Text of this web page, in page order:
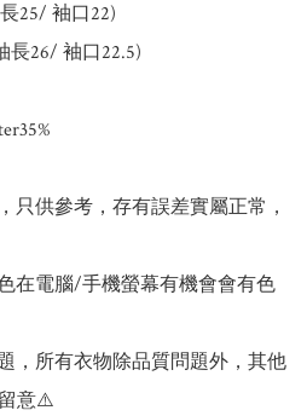
25/ 袖口22)
長26/ 袖口22.5)
供參考，存有誤差實屬正常，
在電腦/手機螢幕有機會會有色
，所有衣物除品質問題外，其他
意⚠️